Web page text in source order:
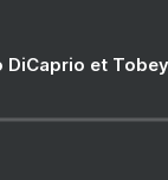
DiCaprio et